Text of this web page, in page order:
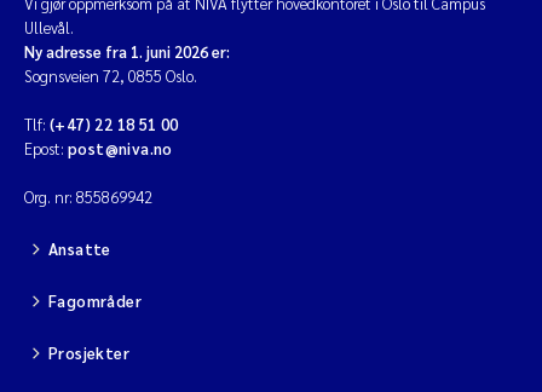
Ullevål.
Ny adresse fra 1. juni 2026 er:
Sognsveien 72, 0855 Oslo.
Tlf: (+47) 22 18 51 00
Epost: post@niva.no
Org. nr: 855869942
Ansatte
Fagområder
Prosjekter